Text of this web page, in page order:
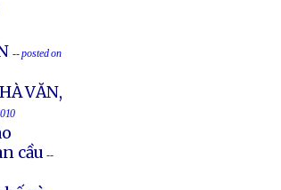
-- posted on
VĂN,
cầu--